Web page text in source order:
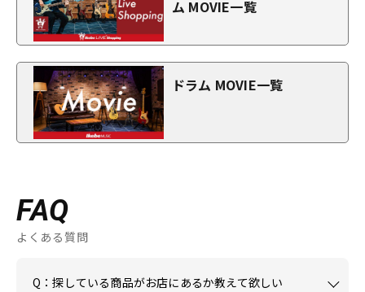
ム MOVIE一覧
ドラム MOVIE一覧
FAQ
よくある質問
Q：探している商品がお店にあるか教えて欲しい